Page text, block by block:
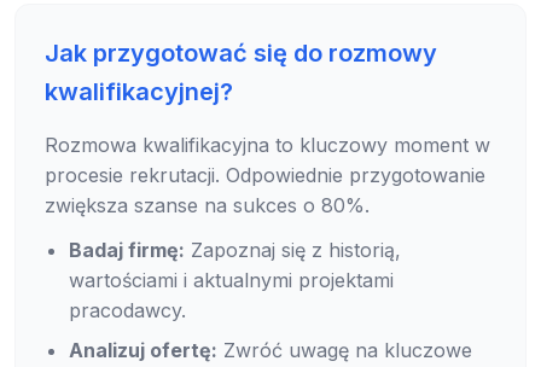
Jak przygotować się do rozmowy
kwalifikacyjnej?
Rozmowa kwalifikacyjna to kluczowy moment w
procesie rekrutacji. Odpowiednie przygotowanie
zwiększa szanse na sukces o 80%.
Badaj firmę: Zapoznaj się z historią,
wartościami i aktualnymi projektami
pracodawcy.
Analizuj ofertę: Zwróć uwagę na kluczowe